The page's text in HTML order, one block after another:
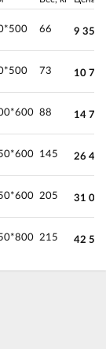
66 9
73 10
88 14
145 26
205 31
215 42